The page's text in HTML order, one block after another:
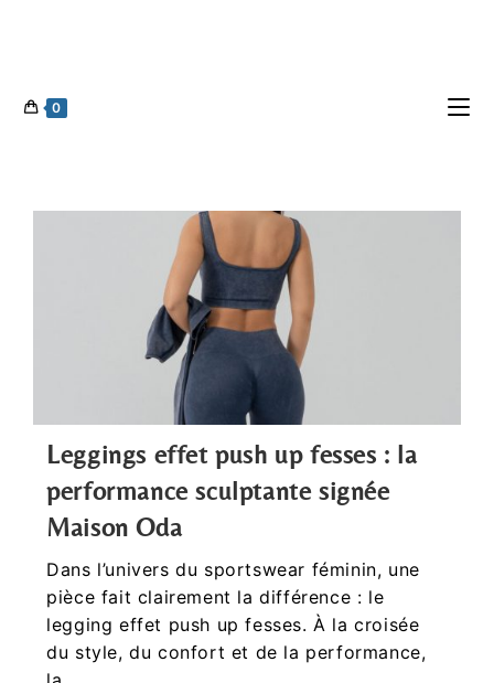
0
Leggings effet push up fesses : la
performance sculptante signée
Maison Oda
Dans l’univers du sportswear féminin, une
pièce fait clairement la différence : le
legging effet push up fesses. À la croisée
du style, du confort et de la performance,